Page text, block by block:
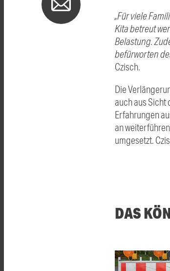
„Für viele
Kita betreut
Belastung.
befürworten
Czisch.
Die
auch aus Sicht
Erfahrungen
an
umgesetzt.
DAS